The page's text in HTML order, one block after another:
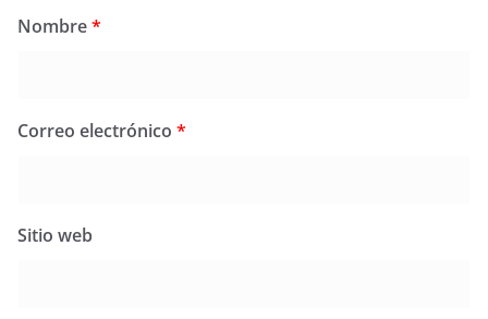
Nombre*
Correo electrónico *
Sitio web